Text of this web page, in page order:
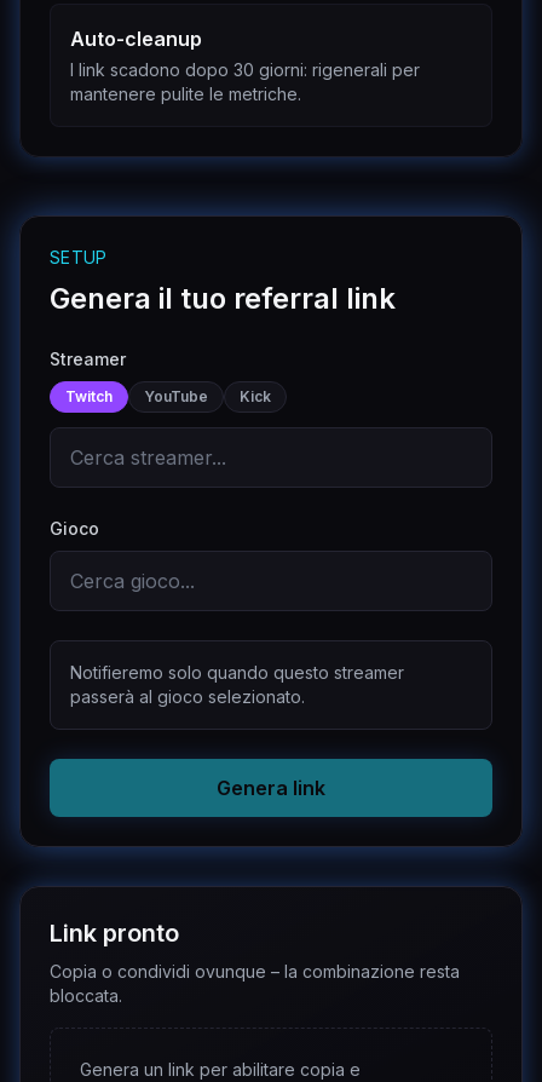
Auto-cleanup
I link scadono dopo 30 giorni: rigenerali per
mantenere pulite le metriche.
SETUP
Genera il tuo referral link
Streamer
Twitch YouTube Kick
Gioco
Notifieremo solo quando questo streamer
passerà al gioco selezionato.
Genera link
Link pronto
Copia o condividi ovunque – la combinazione resta
bloccata.
Genera un link per abilitare copia e